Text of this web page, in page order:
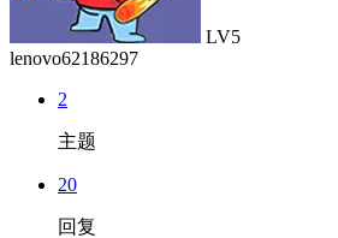
LV5
lenovo62186297
2
主题
20
回复